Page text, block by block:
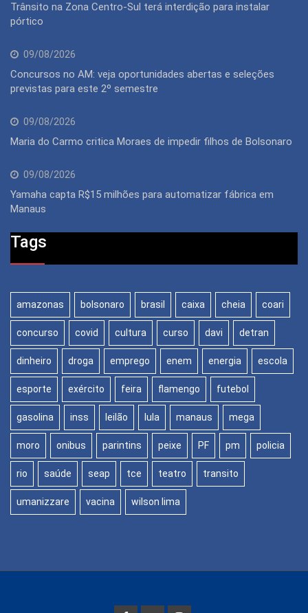
Trânsito na Zona Centro-Sul terá interdição para instalar
pórtico
09/08/2026
Concursos no AM: veja oportunidades abertas e seleções
previstas para este 2º semestre
09/08/2026
Maria do Carmo critica Moraes de impedir filhos de Bolsonaro
09/08/2026
Yamaha capta R$15 milhões para automatizar fábrica em
Manaus
Tags
amazonas bolsonaro brasil caixa cheia coari
concurso covid cultura curso davi detran
dinheiro droga emprego enem energia escola
esporte exército feira flamengo futebol
gasolina inss leilão lula manaus mega
moro onibus parintins peixe PF pm policia
rio saúde seap tce teatro transito
umanizzare vacina wilson lima